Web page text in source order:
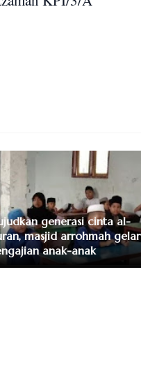
generasi cinta al-
masjid arrohmah gelar
anak-anak